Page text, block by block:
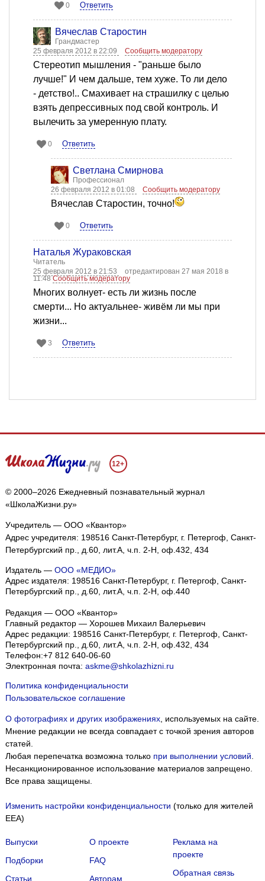
0 Ответить
Вячеслав Старостин
Грандмастер
25 февраля 2012 в 22:09
Сообщить модератору
Стереотип мышления - "раньше было
лучше!" И чем дальше, тем хуже. То ли дело
- детство!.. Смахивает на страшилку с целью
взять депрессивных под свой контроль. И
вылечить за умеренную плату.
0 Ответить
Светлана Смирнова
Профессионал
26 февраля 2012 в 01:08
Сообщить модератору
Вячеслав Старостин, точно!
0 Ответить
Наталья Жураковская
Читатель
25 февраля 2012 в 21:53
отредактирован 27 мая 2018 в
11:48Сообщить модератору
Многих волнует- есть ли жизнь после
смерти... Но актуальнее- живём ли мы при
жизни...
3 Ответить
12+
© 2000–2026 Ежедневный познавательный журнал
«ШколаЖизни.ру»
Учредитель — ООО «Квантор»
Адрес учредителя: 198516 Санкт-Петербург, г. Петергоф, Санкт-
Петербургский пр., д.60, лит.А, ч.п. 2-Н, оф.432, 434
Издатель — ООО «МЕДИО»
Адрес издателя: 198516 Санкт-Петербург, г. Петергоф, Санкт-
Петербургский пр., д.60, лит.А, ч.п. 2-Н, оф.440
Редакция — ООО «Квантор»
Главный редактор — Хорошев Михаил Валерьевич
Адрес редакции: 198516 Санкт-Петербург, г. Петергоф Санкт-
Петербургский пр., д.60, лит.А, ч.п. 2-Н, оф.432, 434
Телефон:+7 812 640-06-60
Электронная почта: askme@shkolazhizni.ru
Политика конфиденциальности
Пользовательское соглашение
О фотографиях и других изображениях, используемых на сайте.
Мнение редакции не всегда совпадает с точкой зрения авторов
статей.
Любая перепечатка возможна только при выполнении условий
Несанкционированное использование материалов запрещено.
Все права защищены.
Изменить настройки конфиденциальности (только для жителей
EEA)
Выпуски
Подборки
Статьи
О проекте
FAQ
Авторам
Реклама на
проекте
Обратная связь